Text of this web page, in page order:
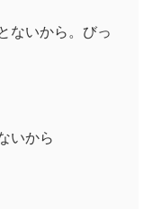
ないから。びっ
いから